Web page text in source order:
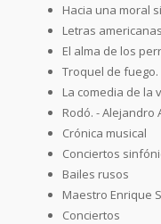
Hacia una moral
Letras americanas
El alma de los
Troquel de fuego.
La comedia de la
Rodó. - Alejandro
Crónica musical
Conciertos
Bailes rusos
Maestro Enrique
Conciertos